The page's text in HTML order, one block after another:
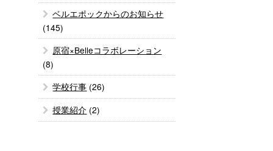
ベルエポックからのお知らせ
(145)
原宿×Belleコラボレーション
(8)
学校行事 (26)
授業紹介 (2)